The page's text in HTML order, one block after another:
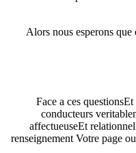
Alors nous esperons
Face a ces
conducteurs
affectueuseEt
renseignement Votre page